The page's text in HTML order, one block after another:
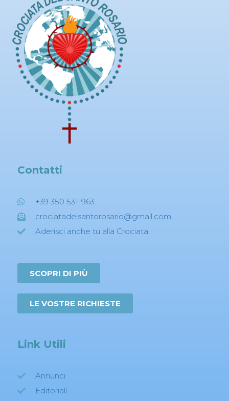
Contatti
+39 350 5311963
crociatadelsantorosario@gmail.com
Aderisci anche tu alla Crociata
SCOPRI DI PIÙ
LE VOSTRE RICHIESTE
Link Utili
Annunci
Editoriali